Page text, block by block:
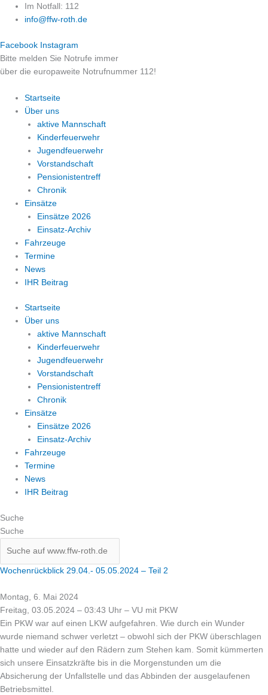
Zum
Inhalt
Im Notfall: 112
info@ffw-roth.de
Facebook Instagram
Bitte melden Sie Notrufe immer
über die europaweite Notrufnummer 112!
Startseite
Über uns
aktive Mannschaft
Kinderfeuerwehr
Jugendfeuerwehr
Vorstandschaft
Pensionistentreff
Chronik
Einsätze
Einsätze 2026
Einsatz-Archiv
Fahrzeuge
Termine
News
IHR Beitrag
Startseite
Über uns
aktive Mannschaft
Kinderfeuerwehr
Jugendfeuerwehr
Vorstandschaft
Pensionistentreff
Chronik
Einsätze
Einsätze 2026
Einsatz-Archiv
Fahrzeuge
Termine
News
IHR Beitrag
Suche
Suche
Wochenrückblick 29.04.- 05.05.2024 – Teil 2
Montag, 6. Mai 2024
Freitag, 03.05.2024 – 03:43 Uhr – VU mit PKW
Ein PKW war auf einen LKW aufgefahren. Wie durch ein Wunder
wurde niemand schwer verletzt – obwohl sich der PKW überschlagen
hatte und wieder auf den Rädern zum Stehen kam. Somit kümmerten
sich unsere Einsatzkräfte bis in die Morgenstunden um die
Absicherung der Unfallstelle und das Abbinden der ausgelaufenen
Betriebsmittel.